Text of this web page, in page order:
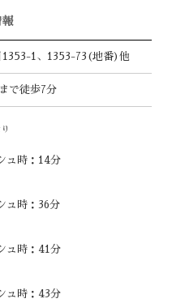
1353-1、1353-73(地番)他
で徒歩7分
ュ時：14分
ュ時：36分
ュ時：41分
ュ時：43分